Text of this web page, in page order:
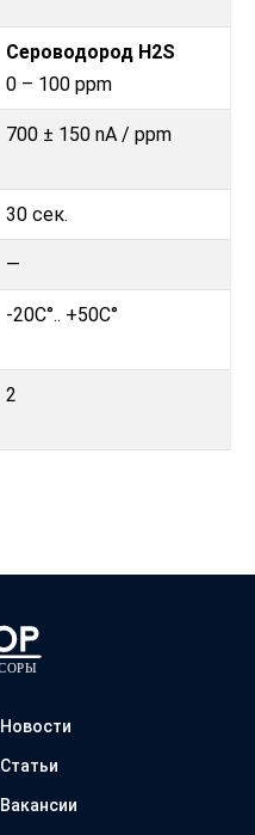
Сероводород H2S
0 – 100 ppm
700 ± 150 nA / ppm
30 сек.
—
-20C°.. +50C°
2
Новости
Статьи
Вакансии